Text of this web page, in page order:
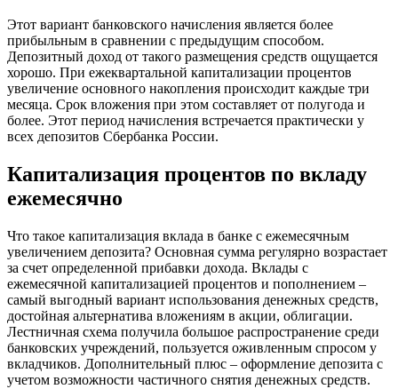
Этот вариант банковского начисления является более
прибыльным в сравнении с предыдущим способом.
Депозитный доход от такого размещения средств ощущается
хорошо. При ежеквартальной капитализации процентов
увеличение основного накопления происходит каждые три
месяца. Срок вложения при этом составляет от полугода и
более. Этот период начисления встречается практически у
всех депозитов Сбербанка России.
Капитализация процентов по вкладу
ежемесячно
Что такое капитализация вклада в банке с ежемесячным
увеличением депозита? Основная сумма регулярно возрастает
за счет определенной прибавки дохода. Вклады с
ежемесячной капитализацией процентов и пополнением –
самый выгодный вариант использования денежных средств,
достойная альтернатива вложениям в акции, облигации.
Лестничная схема получила большое распространение среди
банковских учреждений, пользуется оживленным спросом у
вкладчиков. Дополнительный плюс – оформление депозита с
учетом возможности частичного снятия денежных средств.